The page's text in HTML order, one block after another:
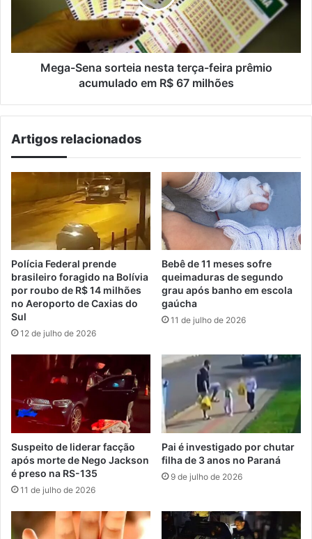
prêmio
acumulado
em
Mega-Sena sorteia nesta terça-feira prêmio
acumulado em R$ 67 milhões
Artigos relacionados
Polícia Federal prende
brasileiro foragido na Bolívia
por roubo de R$ 14 milhões
no Aeroporto de Caxias do
Sul
12 de julho de 2026
Bebê de 11 meses sofre
queimaduras de segundo
grau após banho em escola
gaúcha
11 de julho de 2026
Suspeito de liderar facção
após morte de Nego Jackson
é preso na RS-135
11 de julho de 2026
Pai é investigado por chutar
filha de 3 anos no Paraná
9 de julho de 2026